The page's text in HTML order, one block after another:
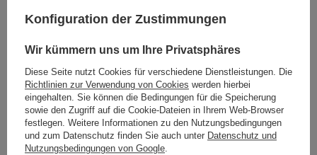
4,61 € Stück
+ Auf die vergleichsliste
BESTELLUNGEN
Konfiguration der Zustimmungen
Wir kümmern uns um Ihre Privatsphäres
Diese Seite nutzt Cookies für verschiedene Dienstleistungen. Die
Richtlinien zur Verwendung von Cookies werden hierbei
eingehalten. Sie können die Bedingungen für die Speicherung
sowie den Zugriff auf die Cookie-Dateien in Ihrem Web-Browser
festlegen. Weitere Informationen zu den Nutzungsbedingungen
und zum Datenschutz finden Sie auch unter Datenschutz und
Nutzungsbedingungen von Google.